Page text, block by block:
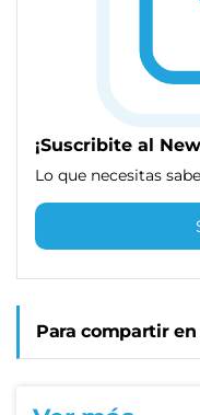
¡Suscribite al
Lo que necesitas
Para compartir en